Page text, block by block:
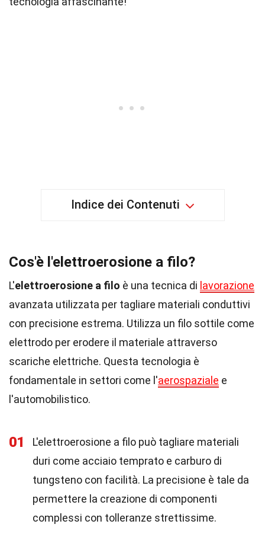
Indice dei Contenuti
Cos'è l'elettroerosione a filo?
L'elettroerosione a filo è una tecnica di lavorazione
avanzata utilizzata per tagliare materiali conduttivi
con precisione estrema. Utilizza un filo sottile come
elettrodo per erodere il materiale attraverso
scariche elettriche. Questa tecnologia è
fondamentale in settori come l'aerospaziale e
l'automobilistico.
01
L'elettroerosione a filo può tagliare materiali
duri come acciaio temprato e carburo di
tungsteno con facilità. La precisione è tale da
permettere la creazione di componenti
complessi con tolleranze strettissime.